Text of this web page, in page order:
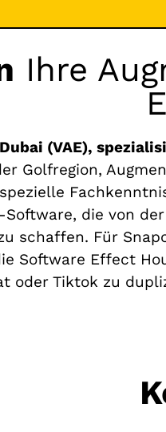
Ihre
(VAE),
Golfregion,
Software, die von
schaffen. Für
Software Effect
oder Tiktok zu